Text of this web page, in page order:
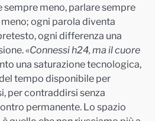
sempre meno, parlare sempre
ogni parola diventa
ogni differenza una
«Connessi h24, ma il cuore
una saturazione tecnologica,
tempo disponibile per
per contraddirsi senza
permanente. Lo spazio